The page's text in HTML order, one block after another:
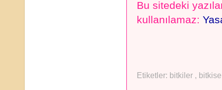
Bu sitedeki
kullanılamaz:
Etiketler: bitkiler ,